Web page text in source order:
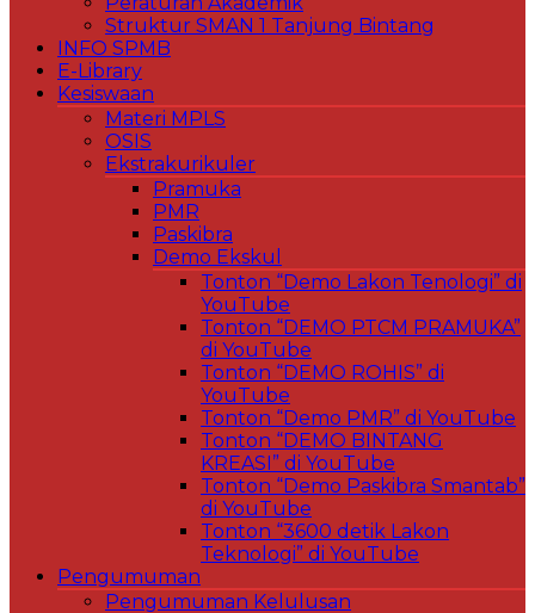
Struktur SMAN 1 Tanjung Bintang
INFO SPMB
E-Library
Kesiswaan
Materi MPLS
OSIS
Ekstrakurikuler
Pramuka
PMR
Paskibra
Demo Ekskul
Tonton “Demo Lakon Tenologi” di
YouTube
Tonton “DEMO PTCM PRAMUKA”
di YouTube
Tonton “DEMO ROHIS” di
YouTube
Tonton “Demo PMR” di YouTube
Tonton “DEMO BINTANG
KREASI” di YouTube
Tonton “Demo Paskibra Smantab”
di YouTube
Tonton “3600 detik Lakon
Teknologi” di YouTube
Pengumuman
Pengumuman Kelulusan